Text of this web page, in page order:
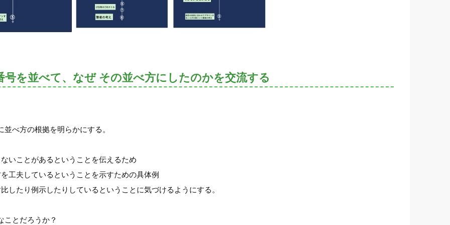
号を並べて、なぜ その並べ方にしたのかを交流する
べ方の根拠を明らかにする。
いことがあるということを伝えるため
工夫しているということを示すための具体例
したり例示したりしているということに気づけるようにする。
ことだろうか？